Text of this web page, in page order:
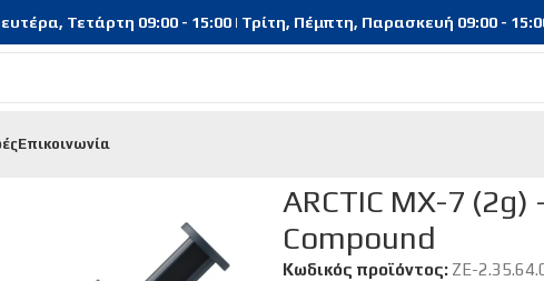
Τετάρτη 09:00 - 15:00 | Τρίτη, Πέμπτη, Παρασκευή 09:00 -
Επικοινωνία
ARCTIC MX-7
Compound
Κωδικός προϊόντος: ZE-